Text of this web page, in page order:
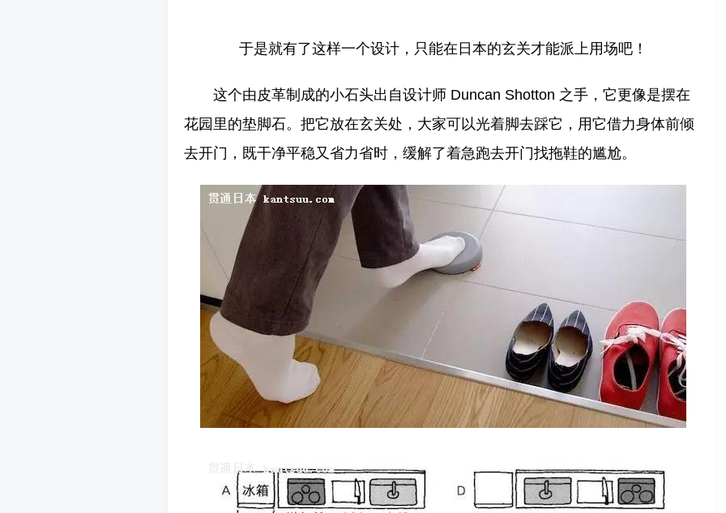
于是就有了这样一个设计，只能在日本的玄关才能派上用场吧！
这个由皮革制成的小石头出自设计师 Duncan Shotton 之手，它更像是摆在
花园里的垫脚石。把它放在玄关处，大家可以光着脚去踩它，用它借力身体前倾
去开门，既干净平稳又省力省时，缓解了着急跑去开门找拖鞋的尴尬。